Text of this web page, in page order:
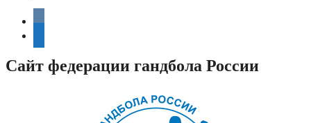
Сайт федерации гандбола России